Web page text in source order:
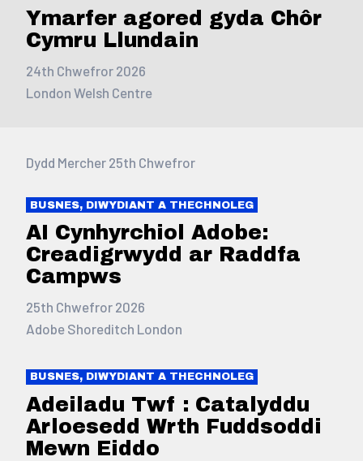
Ymarfer agored gyda Chôr
Cymru Llundain
24th Chwefror 2026
London Welsh Centre
Dydd Mercher 25th Chwefror
BUSNES, DIWYDIANT A THECHNOLEG
AI Cynhyrchiol Adobe:
Creadigrwydd ar Raddfa
Campws
25th Chwefror 2026
Adobe Shoreditch London
BUSNES, DIWYDIANT A THECHNOLEG
Adeiladu Twf : Catalyddu
Arloesedd Wrth Fuddsoddi
Mewn Eiddo